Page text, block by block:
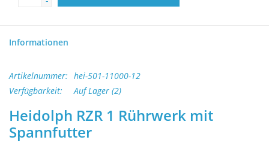
Laborgeräte verkaufen
Lab Outlets
Marken
Informationen
Artikelnummer: hei-501-11000-12
Verfügbarkeit:
Auf Lager (2)
Heidolph RZR 1 Rührwerk mit
Spannfutter